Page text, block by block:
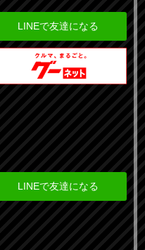
LINEで友達になる
LINEで友達になる